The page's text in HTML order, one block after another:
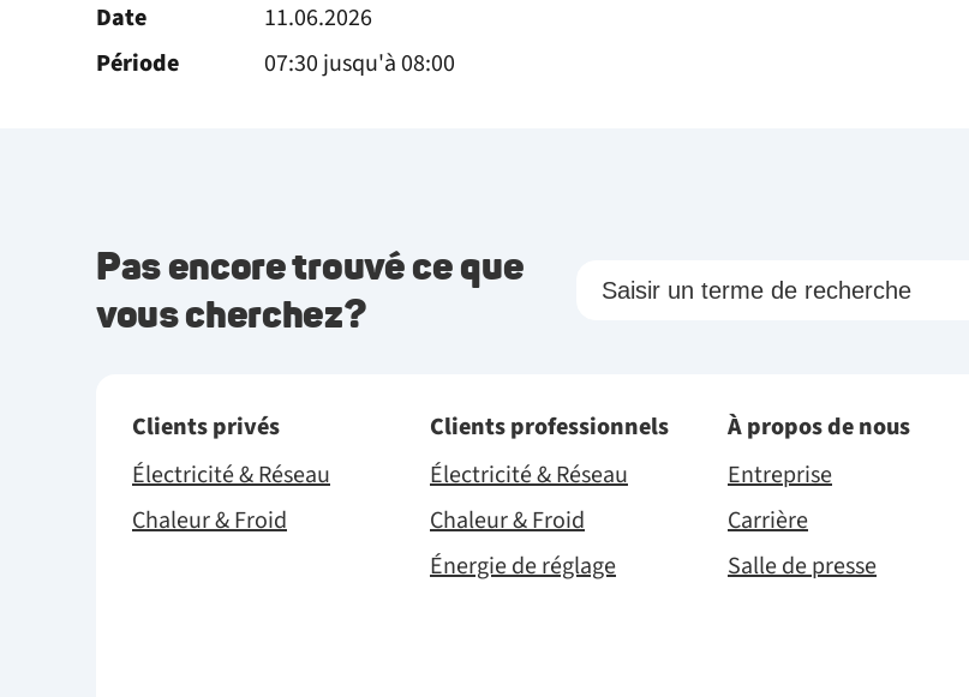
Date
11.06.2026
Période
07:30 jusqu'à 08:00
Pas encore trouvé ce que
vous cherchez?
Clients privés
Électricité & Réseau
Chaleur & Froid
Clients professionnels
Électricité & Réseau
Chaleur & Froid
Énergie de réglage
À propos de nous
Entreprise
Carrière
Salle de presse